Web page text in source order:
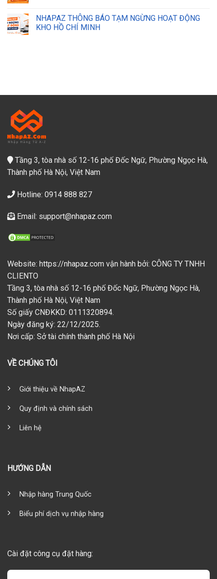
NHAPAZ THÔNG BÁO TẠM NGỪNG HOẠT ĐỘNG
KHO HỒ CHÍ MINH
Tầng 3, tòa nhà số 12-16 phố Đốc Ngữ, Phường Ngọc Hà,
Thành phố Hà Nội, Việt Nam
Hotline: 0914 888 827
Email: support@nhapaz.com
Website: https://nhapaz.com vận hành bởi: CÔNG TY TNHH
CLIENTO
Tầng 3, tòa nhà số 12-16 phố Đốc Ngữ, Phường Ngọc Hà,
Thành phố Hà Nội, Việt Nam
Số giấy CNĐKKD: 0111320894.
Ngày đăng ký: 22/12/2025.
Nơi cấp: Sở tài chính thành phố Hà Nội
VỀ CHÚNG TÔI
Giới thiệu về NhapAZ
Quy định và chính sách
Liên hệ
HƯỚNG DẪN
Nhập hàng Trung Quốc
Biểu phí dịch vụ nhập hàng
Cài đặt công cụ đặt hàng: